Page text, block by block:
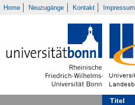
Home Neuzugänge Kontakt Impressum
Titel